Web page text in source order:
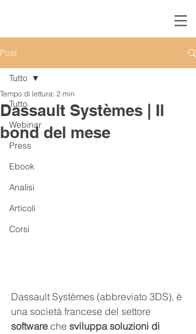
Post
Tutto
Webinar
Press
Ebook
Analisi
Articoli
Corsi
Tutto
Dassault Systèmes | Il
bond del mese
Tempo di lettura: 2 min
Dassault Systèmes (abbreviato 3DS), è
una società francese del settore
software che sviluppa soluzioni di